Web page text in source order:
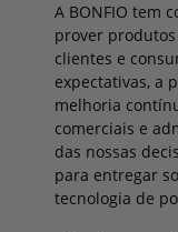
A BONFIO tem
prover
clientes e
expectativas, a
melhoria
comerciais e
das nossas
para entregar
tecnologia de
pesquisa foi usado,
Política de
Política de
Política de
DoubleClick/
Usado para
cookies.
Política de
user-lists
Google Ads/
Usado para
converterão em
visitante em
Política de